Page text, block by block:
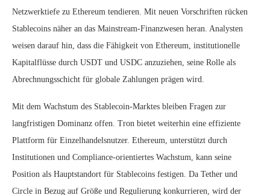
Netzwerktiefe zu Ethereum tendieren. Mit neuen Vorschriften rücken
Stablecoins näher an das Mainstream-Finanzwesen heran. Analysten
weisen darauf hin, dass die Fähigkeit von Ethereum, institutionelle
Kapitalflüsse durch USDT und USDC anzuziehen, seine Rolle als
Abrechnungsschicht für globale Zahlungen prägen wird.
Mit dem Wachstum des Stablecoin-Marktes bleiben Fragen zur
langfristigen Dominanz offen. Tron bietet weiterhin eine effiziente
Plattform für Einzelhandelsnutzer. Ethereum, unterstützt durch
Institutionen und Compliance-orientiertes Wachstum, kann seine
Position als Hauptstandort für Stablecoins festigen. Da Tether und
Circle in Bezug auf Größe und Regulierung konkurrieren, wird der